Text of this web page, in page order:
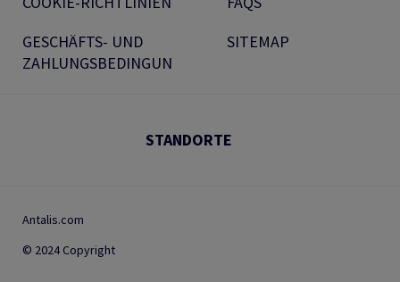
GESCHÄFTS- UND
ZAHLUNGSBEDINGUN
SITEMAP
STANDORTE
Antalis.com
© 2024 Copyright